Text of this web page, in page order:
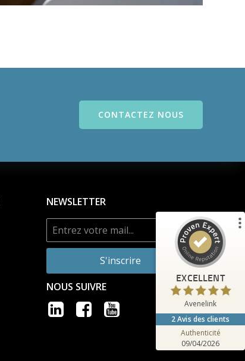
CONTACTEZ NOUS
NEWSLETTER
S'inscrire
NOUS SUIVRE
EXCELLENT
Avenelink
2Avis des clients
Authenticité
09/04/2026
Avenelink
ProvenExpert.com
4.90
/
5.00
Avis sur ProvenExpert.com
Voir le profil
Créez votre propre sceau maintenant
Anonyme
Excellente prise en charge, écoute et
professionnalisme. Notre entreprise
remercie en particulier le technic...